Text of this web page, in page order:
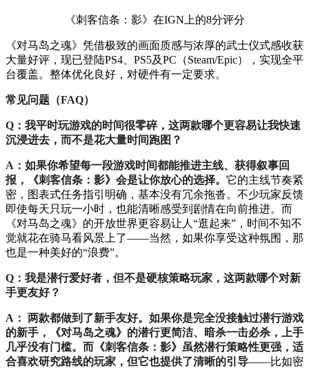
《刺客信条：影》在IGN上的8分评分
《对马岛之魂》凭借极致的画面质感与浓厚的武士仪式感收获
大量好评，现已登陆PS4、PS5及PC（Steam/Epic），实现全平
台覆盖。整体优化良好，对硬件有一定要求。
常见问题（FAQ）
Q：我平时玩游戏的时间很零碎，这两款哪个更容易让我快速
沉浸进去，而不是花大量时间跑图？
A：如果你希望每一段游戏时间都能推进主线、获得叙事回
报，《刺客信条：影》会是让你放心的选择。 它的主线节奏紧
密，图表式任务指引明确，基本没有冗余拖沓。不少玩家反馈
即使每天只玩一小时，也能清晰感受到剧情在向前推进。而
《对马岛之魂》的开放世界更容易让人“逛起来”，时间不知不
觉就花在骑马看风景上了——当然，如果你享受这种氛围，那
也是一种美好的“浪费”。
Q：我是潜行爱好者，但不是硬核策略玩家，这两款哪个对新
手更友好？
A： 两款都做到了新手友好。如果你是完全没接触过潜行游戏
的新手，《对马岛之魂》的潜行更简洁、暗杀一击必杀，上手
几乎没有门槛。而《刺客信条：影》虽然潜行策略性更强，适
合喜欢研究路线的玩家，但它也提供了清晰的引导——比如密